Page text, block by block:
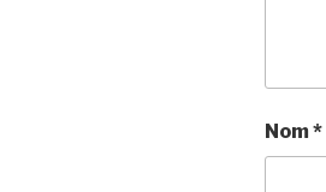
Nom*